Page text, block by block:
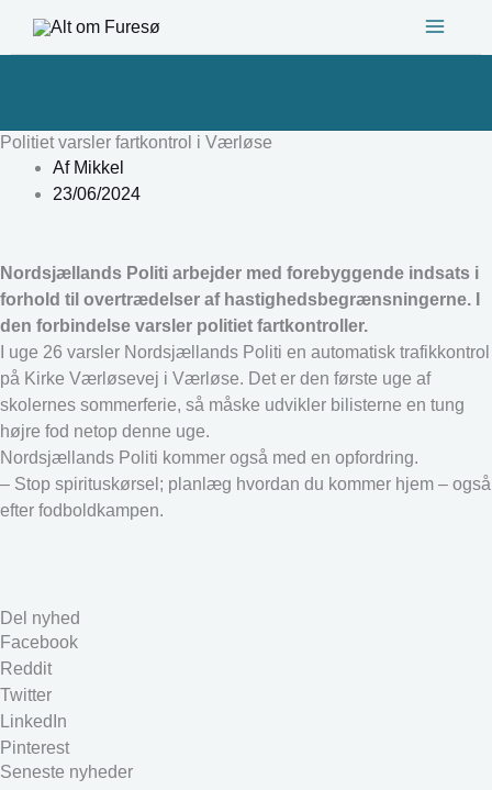
Politiet varsler fartkontrol i Værløse
AfMikkel
23/06/2024
Nordsjællands Politi arbejder med forebyggende indsats i
forhold til overtrædelser af hastighedsbegrænsningerne. I
den forbindelse varsler politiet fartkontroller.
I uge 26 varsler Nordsjællands Politi en automatisk trafikkontrol
på Kirke Værløsevej i Værløse. Det er den første uge af
skolernes sommerferie, så måske udvikler bilisterne en tung
højre fod netop denne uge.
Nordsjællands Politi kommer også med en opfordring.
– Stop spirituskørsel; planlæg hvordan du kommer hjem – også
efter fodboldkampen.
Del nyhed
Facebook
Reddit
Twitter
LinkedIn
Pinterest
Seneste nyheder